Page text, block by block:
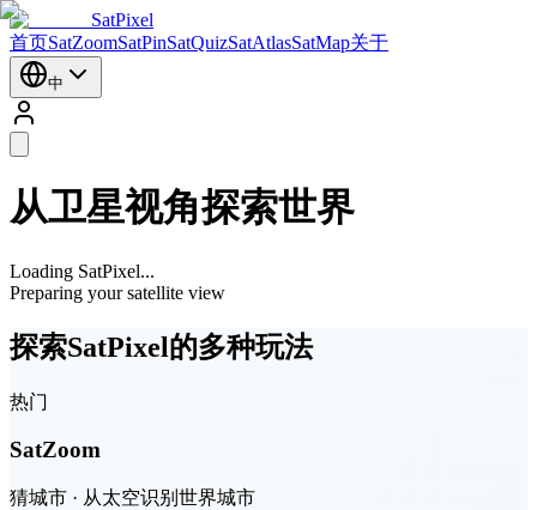
SatPixel
首页SatZoomSatPinSatQuizSatAtlasSatMap关于
中
从卫星视角探索世界
Loading SatPixel...
Preparing your satellite view
探索SatPixel的多种玩法
热门
SatZoom
猜城市 · 从太空识别世界城市